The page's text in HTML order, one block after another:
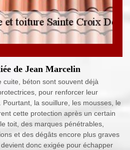
de Jean Marcelin
cuite, béton sont souvent déjà
pour renforcer leur
la souillure, les mousses, le
cette protection après un certain
toit, des marques pénétrables,
et des dégâts encore plus graves
donc exigée pour échapper